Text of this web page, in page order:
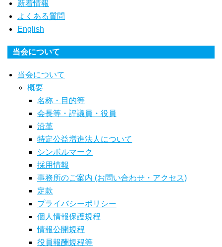
新着情報
よくある質問
English
当会について
当会について
概要
名称・目的等
会長等・評議員・役員
沿革
特定公益増進法人について
シンボルマーク
採用情報
事務所のご案内 (お問い合わせ・アクセス)
定款
プライバシーポリシー
個人情報保護規程
情報公開規程
役員報酬規程等